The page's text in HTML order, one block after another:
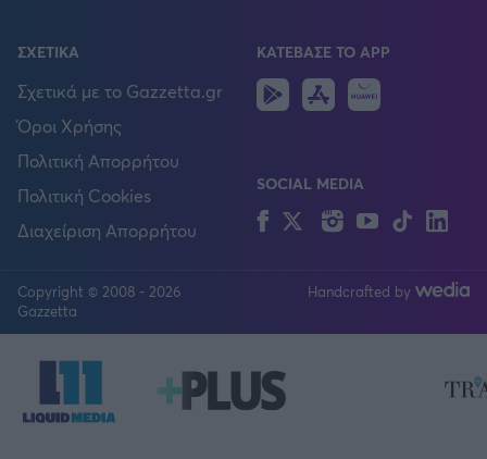
ΣΧΕΤΙΚΑ
Σχετικά με το Gazzetta.gr
Όροι Χρήσης
Πολιτική Απορρήτου
Πολιτική Cookies
Διαχείριση Απορρήτου
ΚΑΤΕΒΑΣΕ ΤΟ APP
Android
IOS
SOCIAL MEDIA
FacebookTwitterInstagram
YouTubeTikTok
Copyright © 2008 - 2026
Gazzetta
Handcrafted by